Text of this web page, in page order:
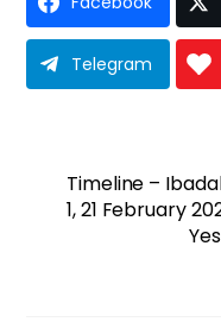
Telegram
Timeline –
1, 21 February